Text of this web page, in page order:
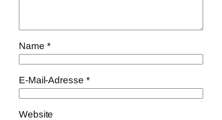
Name *
E-Mail-Adresse *
Website